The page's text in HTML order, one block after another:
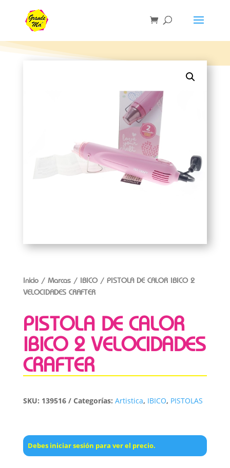
Inicio/ Marcas/ IBICO/ PISTOLA DE CALOR IBICO 2
VELOCIDADES CRAFTER
PISTOLA DE CALOR
IBICO 2 VELOCIDADES
CRAFTER
SKU: 139516 Categorías: Artistica, IBICO, PISTOLAS
Debes iniciar sesión para ver el precio.